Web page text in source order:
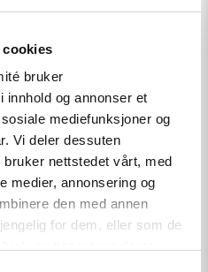
cookies
bruker
innhold og annonser et
mediefunksjoner og
Vi deler dessuten
nettstedet vårt, med
medier, annonsering og
den med annen
for dem, eller som de
årsmøte 20